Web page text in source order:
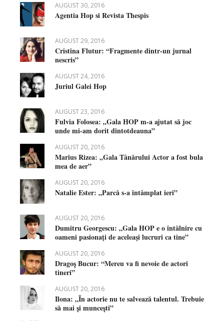
AUGUST 30, 2016
Agentia Hop si Revista Thespis
AUGUST 29, 2016
Cristina Flutur: “Fragmente dintr-un jurnal
nescris”
AUGUST 24, 2016
Juriul Galei Hop
AUGUST 23, 2016
Fulvia Folosea: „Gala HOP m-a ajutat să joc
unde mi-am dorit dintotdeauna”
AUGUST 20, 2016
Marius Rizea: „Gala Tânărului Actor a fost bula
mea de aer”
AUGUST 20, 2016
Natalie Ester: „Parcă s-a întâmplat ieri”
AUGUST 20, 2016
Dumitru Georgescu: „Gala HOP e o întâlnire cu
oameni pasionaţi de aceleaşi lucruri ca tine”
AUGUST 20, 2016
Dragoș Bucur: “Mereu va fi nevoie de actori
tineri”
AUGUST 20, 2016
Ilona: „În actorie nu te salvează talentul. Trebuie
să mai și muncești”